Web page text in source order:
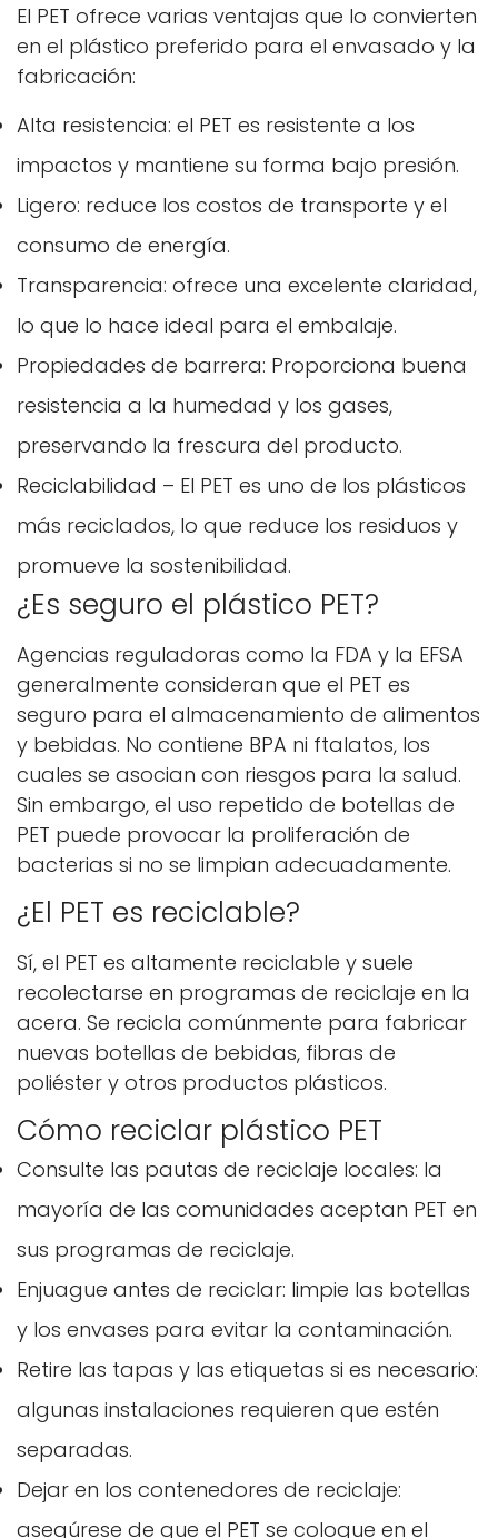
El PET ofrece varias ventajas que lo convierten
en el plástico preferido para el envasado y la
fabricación:
Alta resistencia: el PET es resistente a los
impactos y mantiene su forma bajo presión.
Ligero: reduce los costos de transporte y el
consumo de energía.
Transparencia: ofrece una excelente claridad,
lo que lo hace ideal para el embalaje.
Propiedades de barrera: Proporciona buena
resistencia a la humedad y los gases,
preservando la frescura del producto.
Reciclabilidad – El PET es uno de los plásticos
más reciclados, lo que reduce los residuos y
promueve la sostenibilidad.
¿Es seguro el plástico PET?
Agencias reguladoras como la FDA y la EFSA
generalmente consideran que el PET es
seguro para el almacenamiento de alimentos
y bebidas. No contiene BPA ni ftalatos, los
cuales se asocian con riesgos para la salud.
Sin embargo, el uso repetido de botellas de
PET puede provocar la proliferación de
bacterias si no se limpian adecuadamente.
¿El PET es reciclable?
Sí, el PET es altamente reciclable y suele
recolectarse en programas de reciclaje en la
acera. Se recicla comúnmente para fabricar
nuevas botellas de bebidas, fibras de
poliéster y otros productos plásticos.
Cómo reciclar plástico PET
Consulte las pautas de reciclaje locales: la
mayoría de las comunidades aceptan PET en
sus programas de reciclaje.
Enjuague antes de reciclar: limpie las botellas
y los envases para evitar la contaminación.
Retire las tapas y las etiquetas si es necesario:
algunas instalaciones requieren que estén
separadas.
Dejar en los contenedores de reciclaje:
asegúrese de que el PET se coloque en el